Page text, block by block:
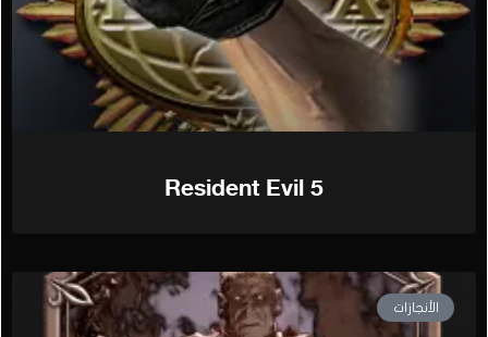
Resident Evil 5
الأنجازات